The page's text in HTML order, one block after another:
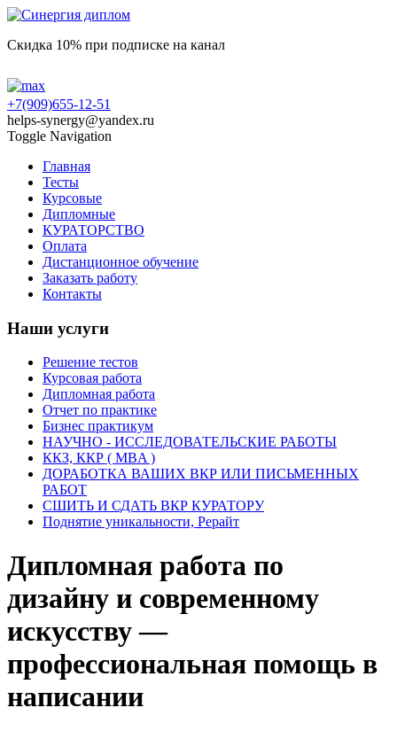
Скидка 10% при подписке на канал
+7(909)655-12-51
helps-synergy@yandex.ru
Toggle Navigation
Главная
Тесты
Курсовые
Дипломные
КУРАТОРСТВО
Оплата
Дистанционное обучение
Заказать работу
Контакты
Наши услуги
Решение тестов
Курсовая работа
Дипломная работа
Отчет по практике
Бизнес практикум
НАУЧНО - ИССЛЕДОВАТЕЛЬСКИЕ РАБОТЫ
ККЗ, ККР ( MBA )
ДОРАБОТКА ВАШИХ ВКР ИЛИ ПИСЬМЕННЫХ
РАБОТ
СШИТЬ И СДАТЬ ВКР КУРАТОРУ
Поднятие уникальности, Рерайт
Дипломная работа по
дизайну и современному
искусству —
профессиональная помощь в
написании